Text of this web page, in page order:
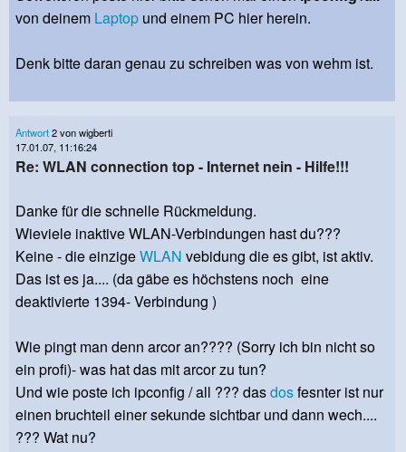
von deinem Laptop und einem PC hier herein.
Denk bitte daran genau zu schreiben was von wehm ist.
Antwort2 von wigberti
17.01.07, 11:16:24
Re: WLAN connection top - Internet nein - Hilfe!!!
Danke für die schnelle Rückmeldung.
Wieviele inaktive WLAN-Verbindungen hast du???
Keine - die einzigeWLAN vebidung die es gibt, ist aktiv.
Das ist es ja.... (da gäbe es höchstens noch eine
deaktivierte 1394- Verbindung )
Wie pingt man denn arcor an???? (Sorry ich bin nicht so
ein profi)- was hat das mit arcor zu tun?
Und wie poste ich ipconfig / all ??? dasdosfesnter ist nur
einen bruchteil einer sekunde sichtbar und dann wech....
??? Wat nu?